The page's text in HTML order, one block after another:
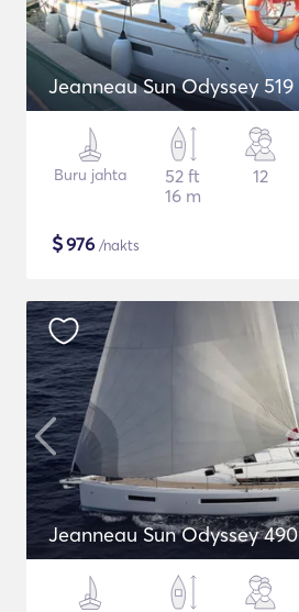
Jeanneau Sun Odyssey 519
Buru jahta
52 ft
16 m
12
$976 /nakts
Jeanneau Sun Odyssey 490